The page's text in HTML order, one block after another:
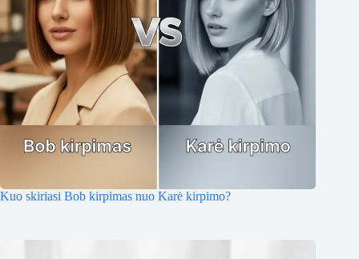
Kuo skiriasi Bob kirpimas nuo Karė kirpimo?